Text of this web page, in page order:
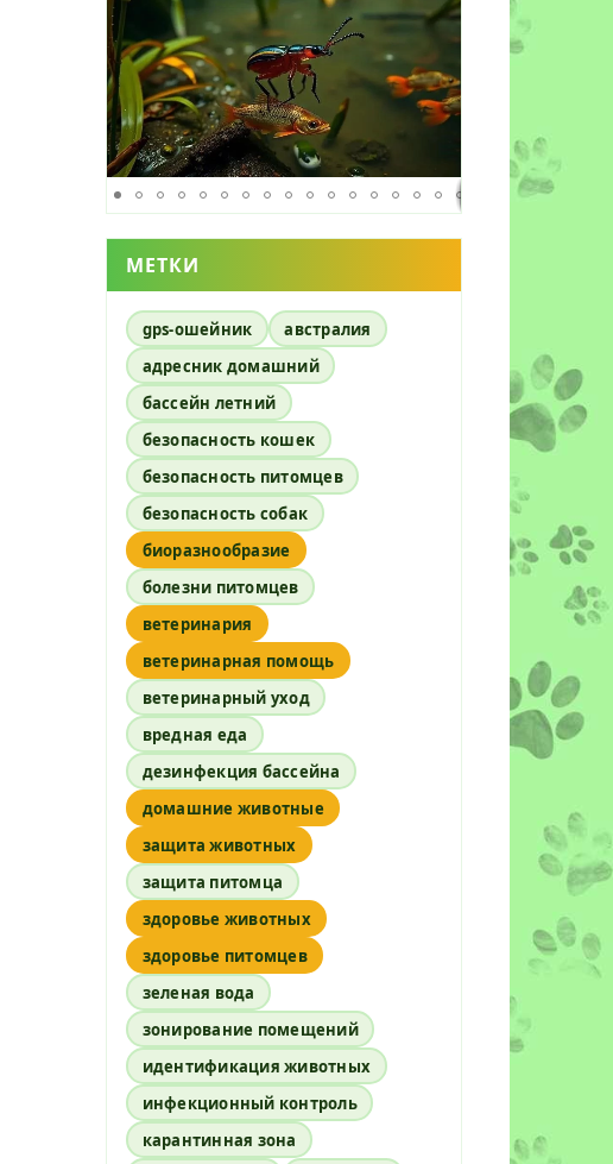
МЕТКИ
gps-ошейник
австралия
адресник домашний
бассейн летний
безопасность кошек
безопасность питомцев
безопасность собак
биоразнообразие
болезни питомцев
ветеринария
ветеринарная помощь
ветеринарный уход
вредная еда
дезинфекция бассейна
домашние животные
защита животных
защита питомца
здоровье животных
здоровье питомцев
зеленая вода
зонирование помещений
идентификация животных
инфекционный контроль
карантинная зона